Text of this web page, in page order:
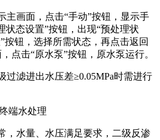
主画面，点击“手动”按钮，显示手
状态设置”按钮，出现“预处理状
按钮，选择所需状态，再点击返回
点击“原水泵”按钮，原水泵运行。
过滤进出水压差≥0.05MPa时需进行
端水处理
，水量、水压满足要求，二级反渗